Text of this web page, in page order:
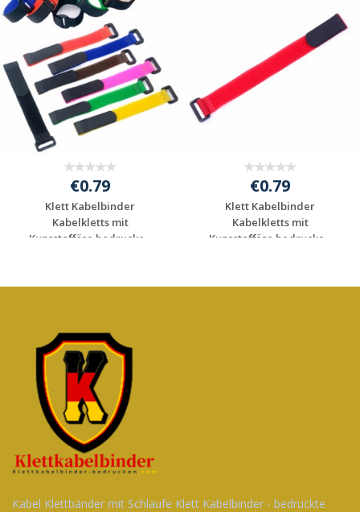
€0.79
Klett Kabelbinder
Kabelkletts mit
Kunsstofföse bedrucke...
anfragen
€0.79
Klett Kabelbinder
Kabelkletts mit
Kunsstofföse bedrucke...
anfragen
Kabel Klettbänder mit Schlaufe Klett Kabelbinder - bedruckte